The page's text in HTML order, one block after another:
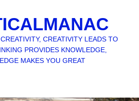
CREATIVITY LEADS TO
PROVIDES KNOWLEDGE,
MAKES YOU GREAT